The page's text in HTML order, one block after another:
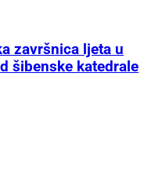
završnica ljeta u
šibenske katedrale